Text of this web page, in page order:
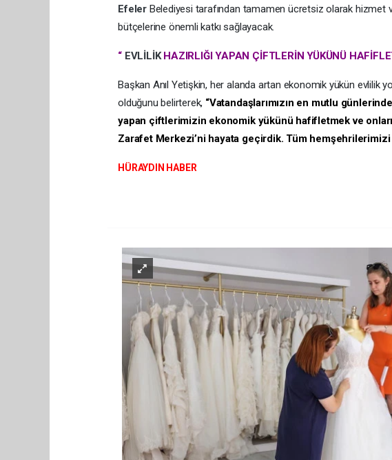
Efeler Belediyesi tarafından tamamen ücretsiz olarak hizmet
bütçelerine önemli katkı sağlayacak.
“ EVLİLİKHAZIRLIĞI YAPAN ÇİFTLERİN YÜKÜNÜ
Başkan Anıl Yetişkin, her alanda artan ekonomik yükün evlilik
olduğunu belirterek, “Vatandaşlarımızın en mutlu
yapan çiftlerimizin ekonomik yükünü hafifletmek ve
Zarafet Merkezi’ni hayata geçirdik. Tüm hemşehrilerimizi
HÜRAYDIN HABER